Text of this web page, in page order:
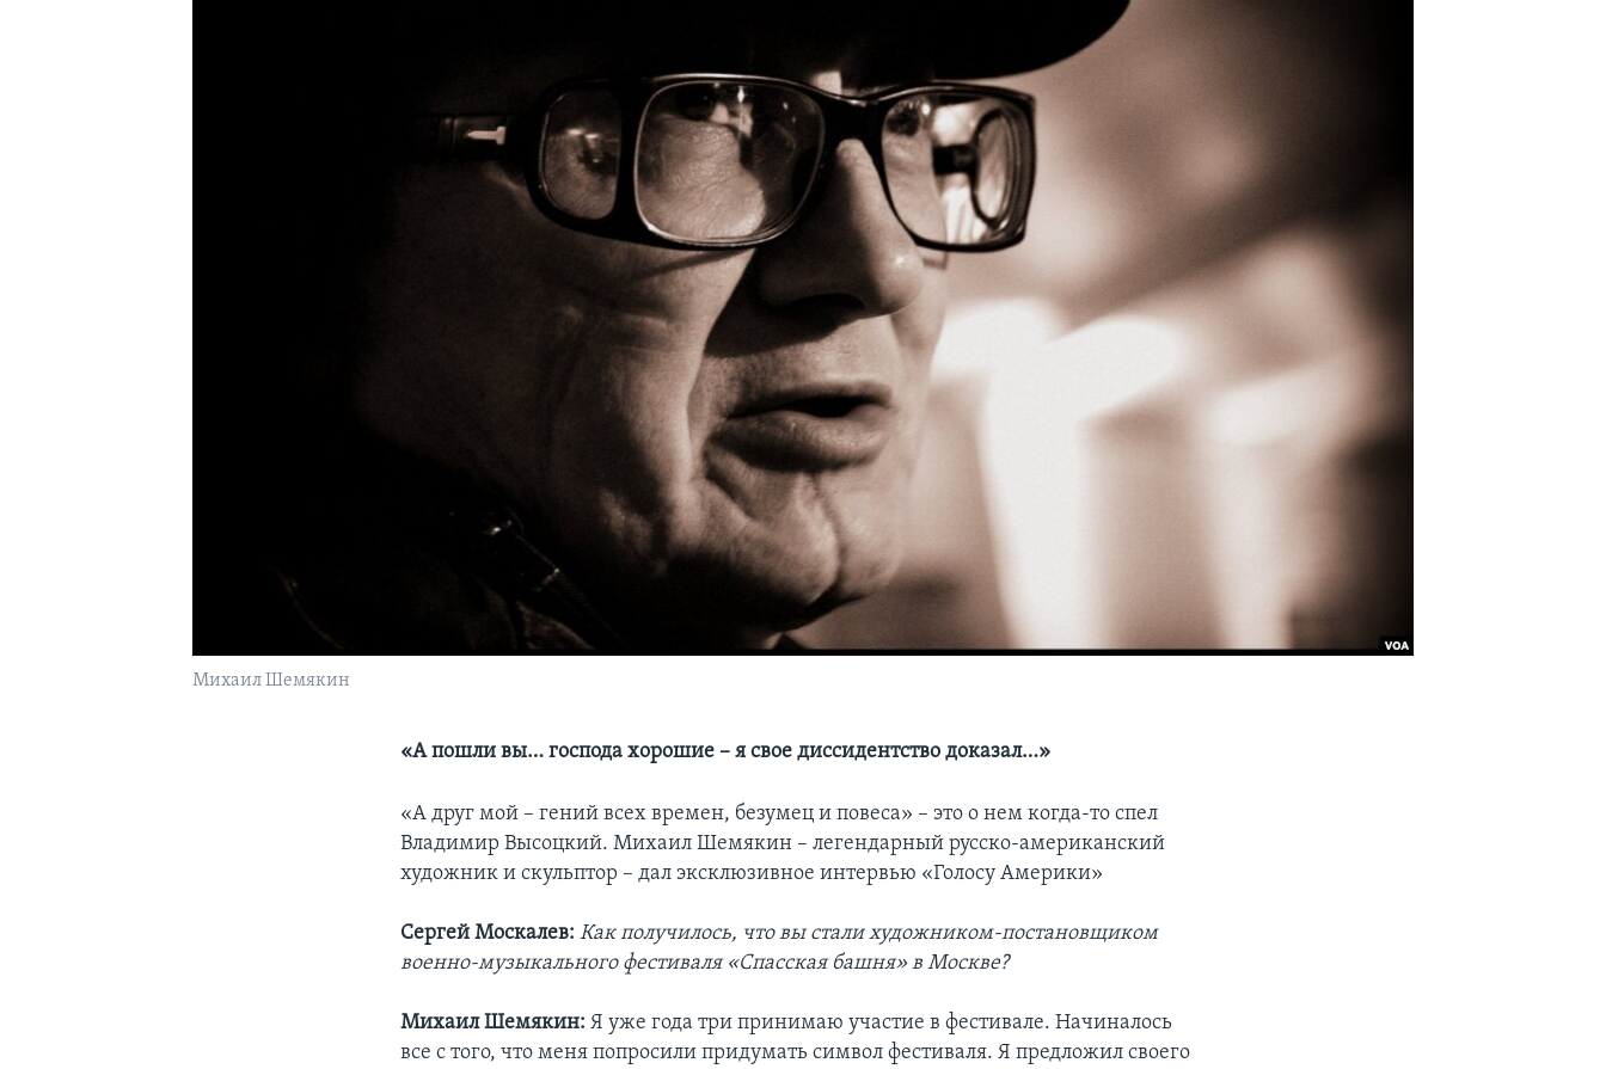
Михаил Шемякин
«А пошли вы… господа хорошие – я свое диссидентство доказал…»
«А друг мой – гений всех времен, безумец и повеса» – это о нем когда-то спел
Владимир Высоцкий. Михаил Шемякин – легендарный русско-американский
художник и скульптор – дал эксклюзивное интервью «Голосу Америки»
Сергей Москалев: Как получилось, что вы стали художником-постановщиком
военно-музыкального фестиваля «Спасская башня» в Москве?
Михаил Шемякин:Я уже года три принимаю участие в фестивале. Начиналось
все с того, что меня попросили придумать символ фестиваля. Я предложил своего